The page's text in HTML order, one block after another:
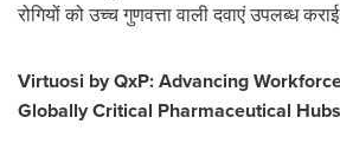
रोगियों को उच्च गुणवत्ता वाली दवाएं उपलब्ध
Virtuosi by QxP: Advancing
Globally Critical Pharmaceutical Hubs